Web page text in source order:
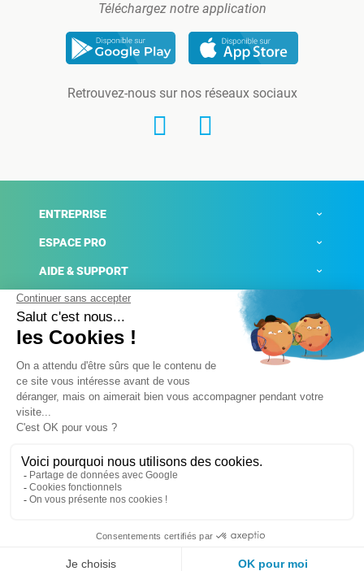
Téléchargez notre application
Retrouvez-nous sur nos réseaux sociaux
ENTREPRISE
ESPACE PRO
AIDE & SUPPORT
ACTUALITÉS
Mentions légales
Conditions générales de ventes
Plateforme de signalement